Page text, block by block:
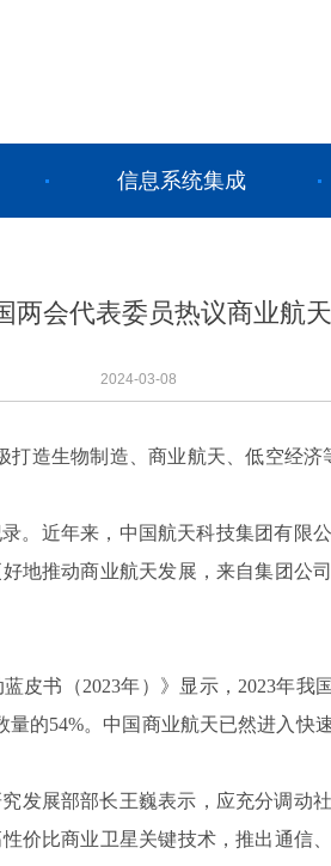
信息系统集成
两会代表委员热议商业航
2024-03-08
造生物制造、商业航天、低空经
。近年来，中国航天科技集团有限
地推动商业航天发展，来自集团公
皮书（2023年）》显示，2023年我
的54%。中国商业航天已然进入快
发展部部长王巍表示，应充分调动
价比商业卫星关键技术，推出通信